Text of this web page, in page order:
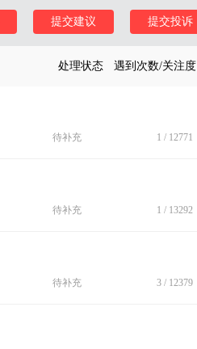
提交投诉
提交建议
处理状态 遇到次数/关注度
待补充 1 / 12771
待补充 1 / 13292
待补充 3 / 12379